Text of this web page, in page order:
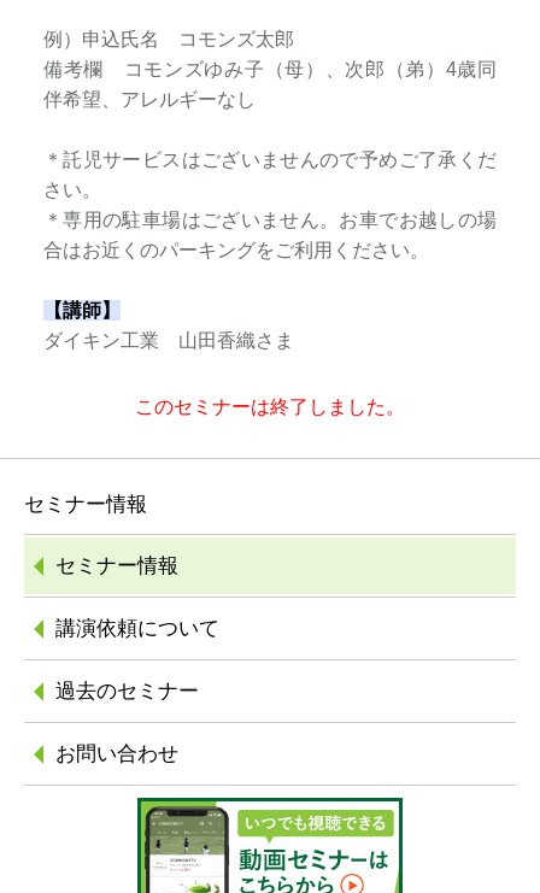
例）申込氏名 コモンズ太郎
備考欄 コモンズゆみ子（母）、次郎（弟）4歳同
伴希望、アレルギーなし
＊託児サービスはございませんので予めご了承くだ
さい。
＊専用の駐車場はございません。お車でお越しの場
合はお近くのパーキングをご利用ください。
【講師】
ダイキン工業 山田香織さま​
このセミナーは終了しました。
セミナー情報
セミナー情報
講演依頼について
過去のセミナー
お問い合わせ